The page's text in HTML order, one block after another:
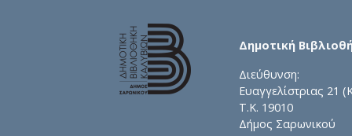
Δημοτική
Διεύθυνση:
Ευαγγελίστριας 21
Τ.Κ. 19010
Δήμος Σαρωνικού